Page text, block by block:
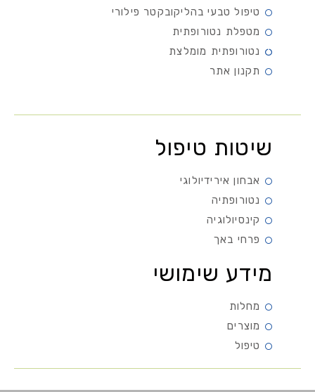
טיפול טבעי בהליקובקטר פילורי
מטפלת נטורופתית
נטורופתית מומלצת
תקנון אתר
שיטות טיפול
אבחון אירידיולוגי
נטורופתיה
קינסיולוגיה
פרחי באך
מידע שימושי
מחלות
מוצרים
טיפול